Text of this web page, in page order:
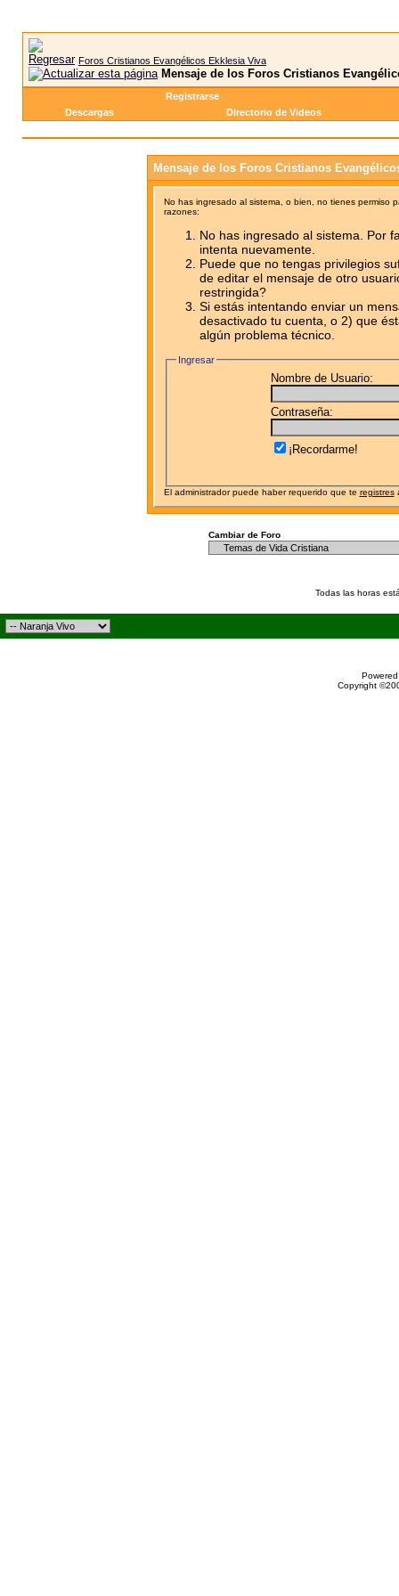
Foros Cristianos Evangélicos Ekklesia Viva
Mensaje de los Foros Cristianos
Registrarse
Descargas
Directorio de Videos
Mensaje de los Foros Cristianos
No has ingresado al sistema, o bien, no tienes permiso
razones:
No has ingresado al sistema. Por
intenta nuevamente.
Puede que no tengas privilegios
de editar el mensaje de otro
restringida?
Si estás intentando enviar un
desactivado tu cuenta, o 2) que
algún problema técnico.
Ingresar
Nombre de Usuario:
Contraseña:
¡Recordarme!
El administrador puede haber requerido que te registres
Cambiar de Foro
Todas las horas
Copyright